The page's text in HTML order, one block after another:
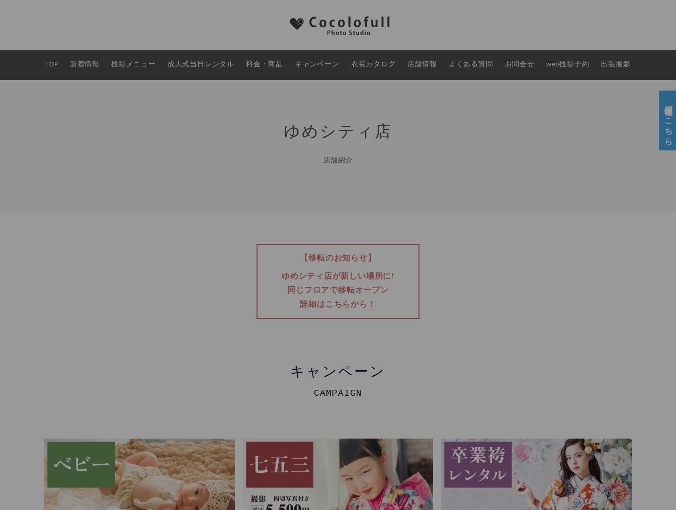
TOP 新着情報 撮影メニュー 成人式当日レンタル 料金・商品 キャンペーン 衣装カタログ 店舗情報 よくある質問 お問合せ web撮影予約 出張撮影
ゆめシティ店
店舗紹介
【移転のお知らせ】
ゆめシティ店が新しい場所に!
同じフロアで移転オープン
詳細はこちらから！
キャンペーン
CAMPAIGN
採用情報はこちら